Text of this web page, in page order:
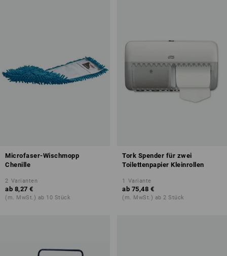
Microfaser-Wischmopp
Chenille
2 Varianten
ab 8,27 €
(m. MwSt.) ab 10 Stück
Tork Spender für zwei
Toilettenpapier Kleinrollen
1 Variante
ab 75,48 €
(m. MwSt.) ab 2 Stück